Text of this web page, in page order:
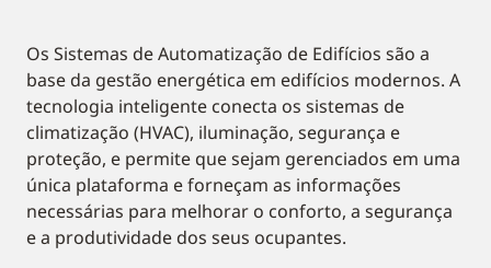
Os Sistemas de Automatização de Edifícios são a
base da gestão energética em edifícios modernos. A
tecnologia inteligente conecta os sistemas de
climatização (HVAC), iluminação, segurança e
proteção, e permite que sejam gerenciados em uma
única plataforma e forneçam as informações
necessárias para melhorar o conforto, a segurança
e a produtividade dos seus ocupantes.